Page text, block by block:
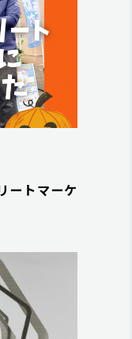
ートマーケ